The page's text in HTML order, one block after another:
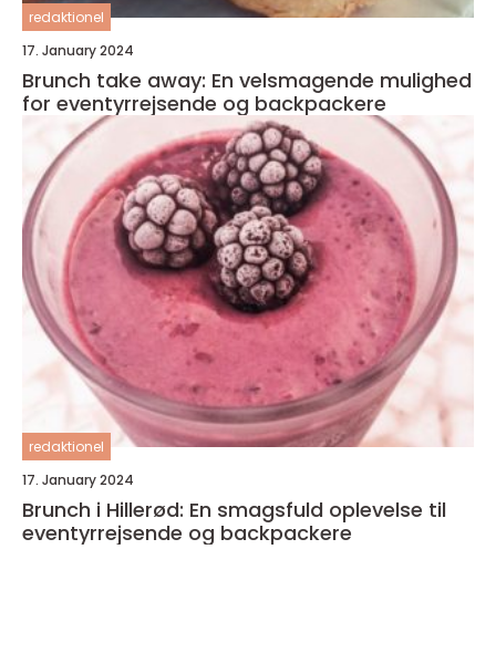
redaktionel
17. January 2024
Brunch take away: En velsmagende mulighed
for eventyrrejsende og backpackere
redaktionel
17. January 2024
Brunch i Hillerød: En smagsfuld oplevelse til
eventyrrejsende og backpackere